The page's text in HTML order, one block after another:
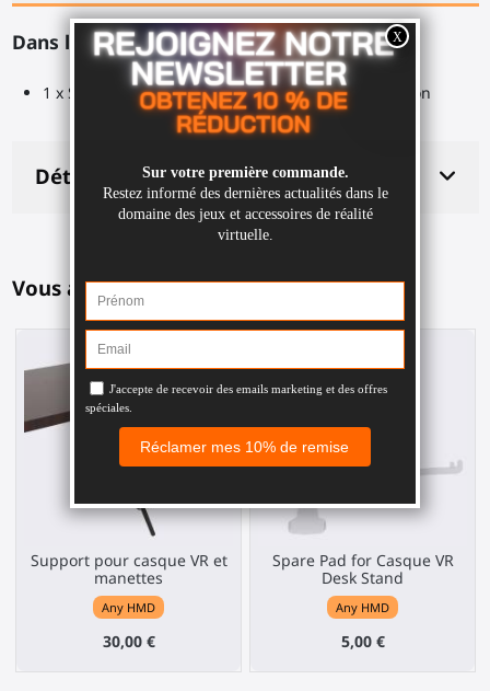
Dans la boîte :
1 x Support de bureau VR sans aimants, sans boulon
Détails du produit
Vous aimerez aussi
Support pour casque VR et
manettes
Any HMD
30,00 €
Spare Pad for Casque VR
Desk Stand
Any HMD
5,00 €